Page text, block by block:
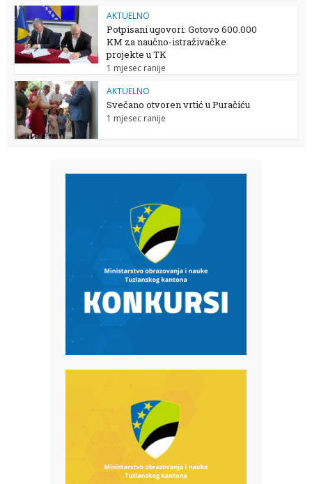
AKTUELNO
Potpisani ugovori: Gotovo 600.000
KM za naučno-istraživačke
projekte u TK
1 mjesec ranije
AKTUELNO
Svečano otvoren vrtić u Puračiću
1 mjesec ranije